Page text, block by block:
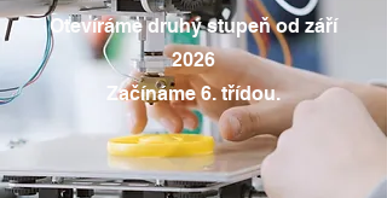
Otevíráme druhý stupeň od září
2026
Začínáme 6. třídou.